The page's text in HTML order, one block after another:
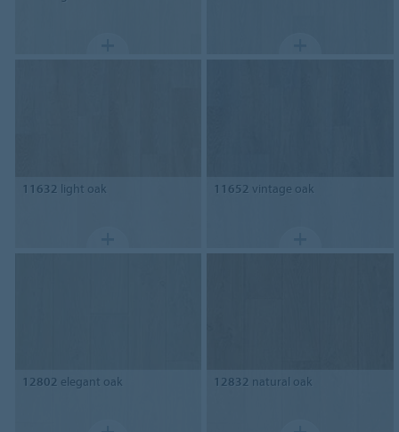
11632 light oak 11652 vintage oak
12802 elegant oak 12832 natural oak